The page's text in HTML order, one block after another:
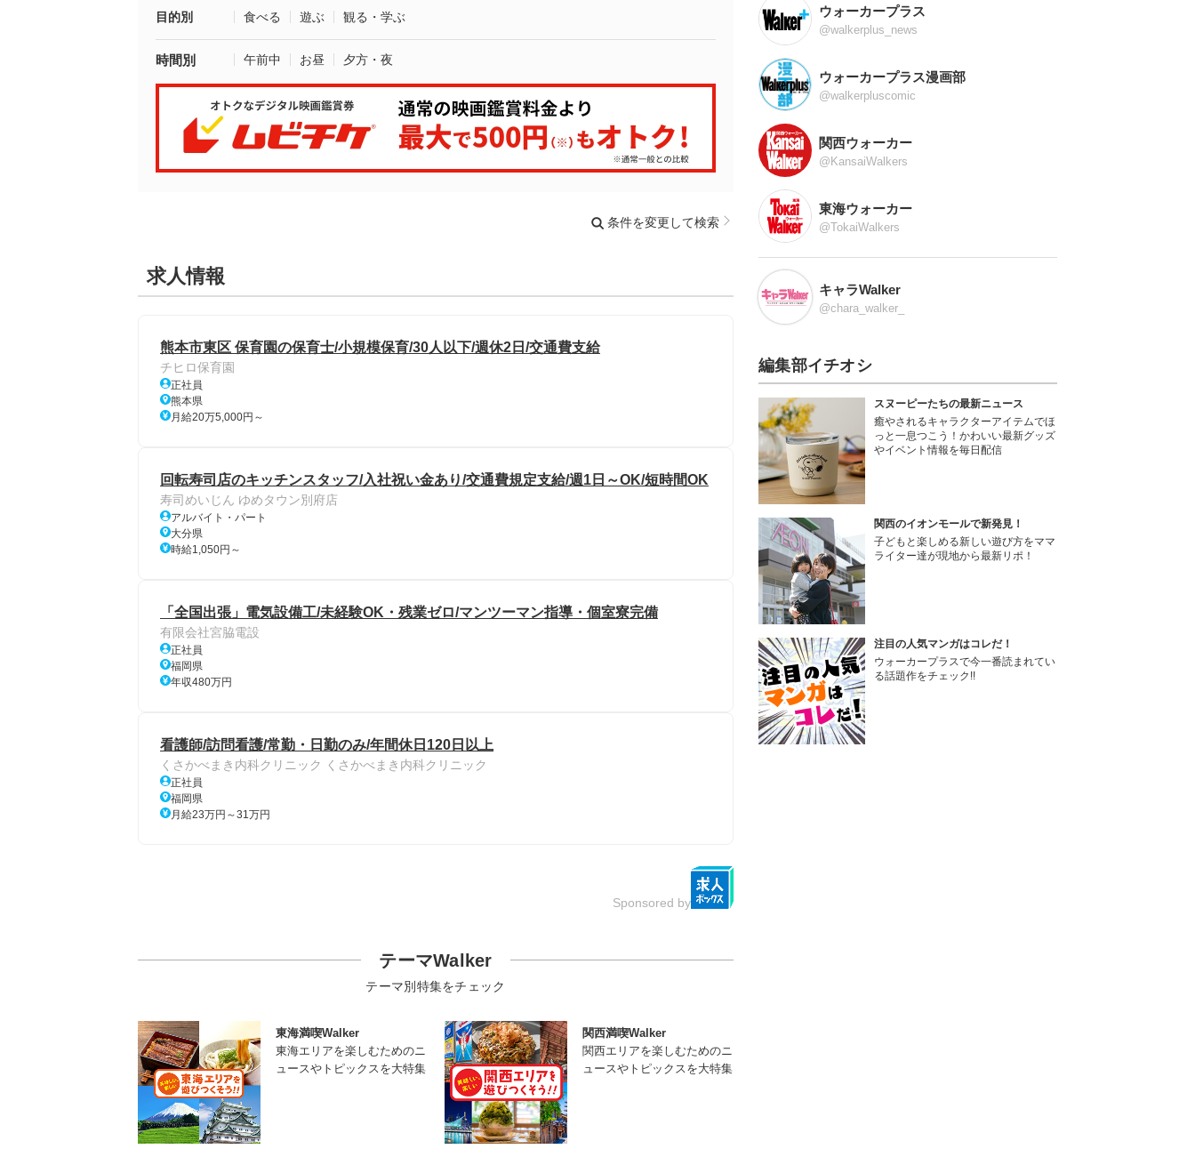
目的別 食べる 遊ぶ 観る・学ぶ
時間別 午前中 お昼 夕方・夜
条件を変更して検索
求人情報
熊本市東区 保育園の保育士/小規模保育/30人以下/週休2日/交通費支給
チヒロ保育園
正社員
熊本県
月給20万5,000円～
回転寿司店のキッチンスタッフ/入社祝い金あり/交通費規定支給/週1日～OK/短時間OK
寿司めいじん ゆめタウン別府店
アルバイト・パート
大分県
時給1,050円～
「全国出張」電気設備工/未経験OK・残業ゼロ/マンツーマン指導・個室寮完備
有限会社宮脇電設
正社員
福岡県
年収480万円
看護師/訪問看護/常勤・日勤のみ/年間休日120日以上
くさかべまき内科クリニック くさかべまき内科クリニック
正社員
福岡県
月給23万円～31万円
Sponsored by
テーマWalker
テーマ別特集をチェック
東海満喫Walker
東海エリアを楽しむためのニ
ュースやトピックスを大特集
関西満喫Walker
関西エリアを楽しむためのニ
ュースやトピックスを大特集
ウォーカープラス
@walkerplus_news
ウォーカープラス漫画部
@walkerpluscomic
関西ウォーカー
@KansaiWalkers
東海ウォーカー
@TokaiWalkers
キャラWalker
@chara_walker_
編集部イチオシ
スヌーピーたちの最新ニュース
癒やされるキャラクターアイテムでほ
っと一息つこう！かわいい最新グッズ
やイベント情報を毎日配信
関西のイオンモールで新発見！
子どもと楽しめる新しい遊び方をママ
ライター達が現地から最新リポ！
注目の人気マンガはコレだ！
ウォーカープラスで今一番読まれてい
る話題作をチェック!!